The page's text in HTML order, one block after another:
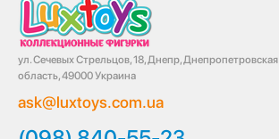
ул. Сечевых Стрельцов, 18, Днепр, Днепропетровская
область, 49000 Украина
ask@luxtoys.com.ua